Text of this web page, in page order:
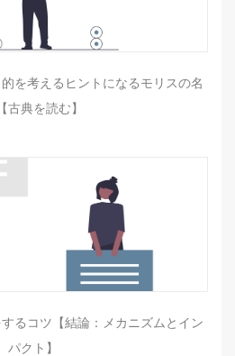
を考えるヒントになるモリスの名
古典を読む】
るコツ【結論：メカニズムとイン
パクト】